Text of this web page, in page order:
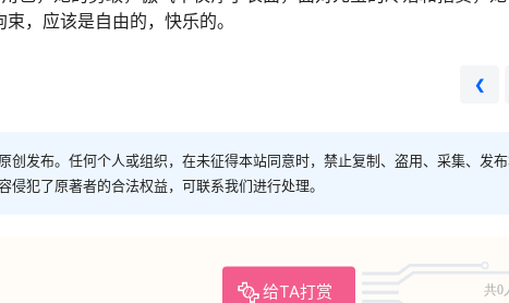
，应该是自由的，快乐的。
❮
创发布。任何个人或组织，在未征得本站同意时，禁止复制、盗用、采集、发
犯了原著者的合法权益，可联系我们进行处理。
给TA打赏 共0